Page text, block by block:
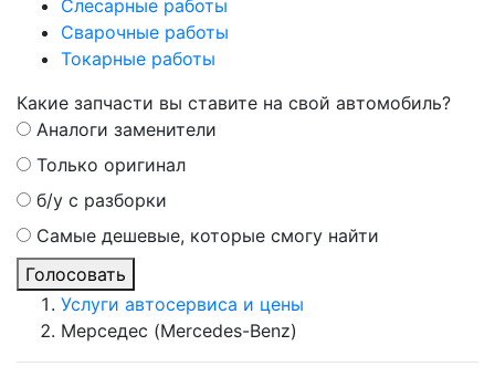
Слесарные работы
Сварочные работы
Токарные работы
Какие запчасти вы ставите на свой автомобиль?
Аналоги заменители
Только оригинал
б/у с разборки
Самые дешевые, которые смогу найти
Голосовать
Услуги автосервиса и цены
Мерседес (Mercedes-Benz)